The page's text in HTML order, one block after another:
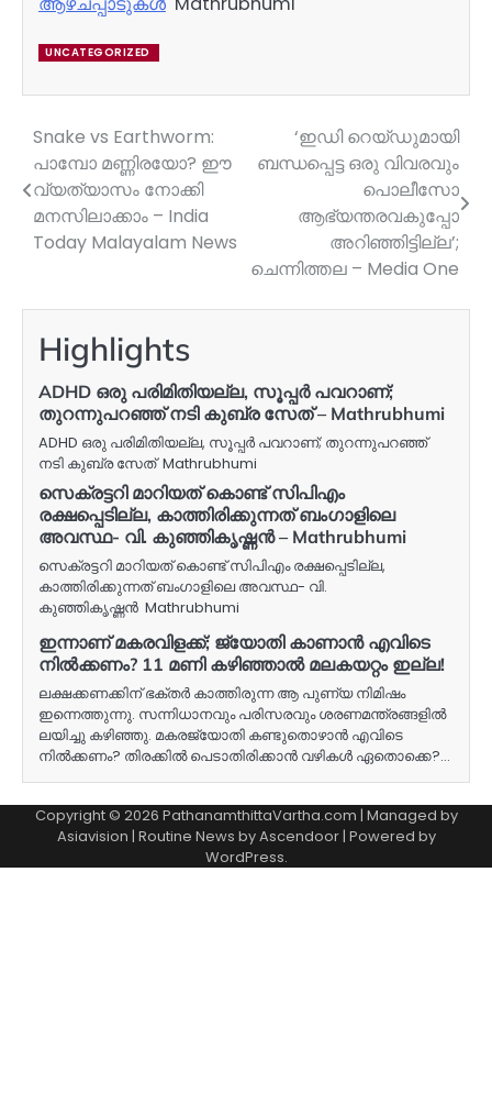
UNCATEGORIZED
Post
navigation
Snake vs Earthworm:
പാമ്പോ മണ്ണിരയോ? ഈ
വ്യത്യാസം നോക്കി
മനസിലാക്കാം – India
Today Malayalam News
‘ഇഡി റെയ്ഡുമായി
ബന്ധപ്പെട്ട ഒരു വിവരവും
പൊലീസോ
ആഭ്യന്തരവകുപ്പോ
അറിഞ്ഞിട്ടില്ല’;
ചെന്നിത്തല – Media One
Highlights
ADHD ഒരു പരിമിതിയല്ല, സൂപ്പർ പവറാണ്;
തുറന്നുപറഞ്ഞ് നടി കുബ്ര സേത് – Mathrubhumi
ADHD ഒരു പരിമിതിയല്ല, സൂപ്പർ പവറാണ്; തുറന്നുപറഞ്ഞ്
നടി കുബ്ര സേത് Mathrubhumi
സെക്രട്ടറി മാറിയത് കൊണ്ട് സിപിഎം
രക്ഷപ്പെടില്ല, കാത്തിരിക്കുന്നത് ബംഗാളിലെ
അവസ്ഥ- വി. കുഞ്ഞികൃഷ്ണൻ – Mathrubhumi
സെക്രട്ടറി മാറിയത് കൊണ്ട് സിപിഎം രക്ഷപ്പെടില്ല,
കാത്തിരിക്കുന്നത് ബംഗാളിലെ അവസ്ഥ- വി.
കുഞ്ഞികൃഷ്ണൻ Mathrubhumi
ഇന്നാണ് മകരവിളക്ക്; ജ്യോതി കാണാൻ എവിടെ
നിൽക്കണം? 11 മണി കഴിഞ്ഞാൽ മലകയറ്റം ഇല്ല!
ലക്ഷക്കണക്കിന് ഭക്തർ കാത്തിരുന്ന ആ പുണ്യ നിമിഷം
ഇന്നെത്തുന്നു. സന്നിധാനവും പരിസരവും ശരണമന്ത്രങ്ങളിൽ
ലയിച്ചു കഴിഞ്ഞു. മകരജ്യോതി കണ്ടുതൊഴാൻ എവിടെ
നിൽക്കണം? തിരക്കിൽ പെടാതിരിക്കാൻ വഴികൾ ഏതൊക്കെ?…
Copyright © 2026 PathanamthittaVartha.com | Managed by
Asiavision | Routine News byAscendoor| Powered by
WordPress.